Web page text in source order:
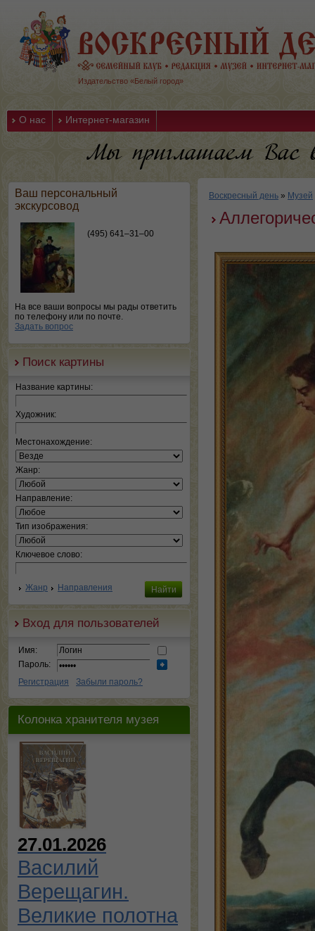
Издательство «Белый город»
О нас Интернет-магазин
Ваш персональный
экскурсовод
(495) 641–31–00
На все ваши вопросы мы рады ответить
по телефону или по почте.
Задать вопрос
Поиск картины
Название картины:
Художник:
Местонахождение:
Жанр:
Направление:
Тип изображения:
Ключевое слово:
Жанр Направления
Вход для пользователей
Имя:
Пароль:
Регистрация
Забыли пароль?
Колонка хранителя музея
27.01.2026
Василий
Верещагин.
Великие полотна
Воскресный день » Музей